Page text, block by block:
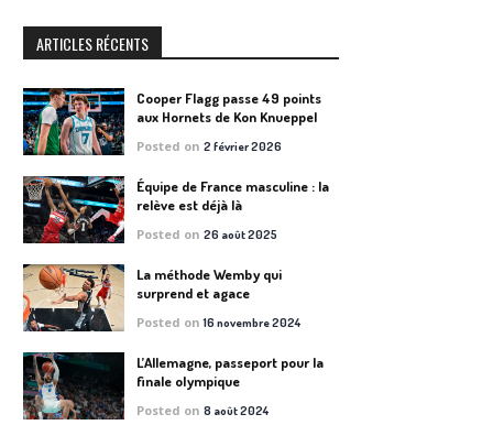
ARTICLES RÉCENTS
Cooper Flagg passe 49 points
aux Hornets de Kon Knueppel
Posted on2 février 2026
Équipe de France masculine : la
relève est déjà là
Posted on26 août 2025
La méthode Wemby qui
surprend et agace
Posted on16 novembre 2024
L’Allemagne, passeport pour la
finale olympique
Posted on8 août 2024